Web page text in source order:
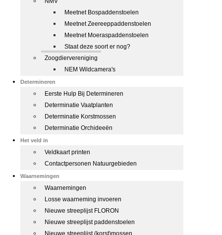
Meetnet Bospaddenstoelen
Meetnet Zeereeppaddenstoelen
Meetnet Moeraspaddenstoelen
Staat deze soort er nog?
Zoogdiervereniging
NEM Wildcamera's
Determineren
Eerste Hulp Bij Determineren
Determinatie Vaatplanten
Determinatie Korstmossen
Determinatie Orchideeën
Het veld in
Veldkaart printen
Contactpersonen Natuurgebieden
Waarnemingen
Waarnemingen
Losse waarneming invoeren
Nieuwe streeplijst FLORON
Nieuwe streeplijst paddenstoelen
Nieuwe streeplijst (korst)mossen